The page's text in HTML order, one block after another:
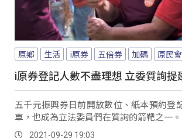
原鄉 生活 i原券 五倍券 加碼 原民會
i原券登記人數不盡理想 立委質詢提
五千元振興券日前開放數位、紙本預約登
車，也成為立法委員們在質詢的箭靶之一。
2021-09-29 19:03